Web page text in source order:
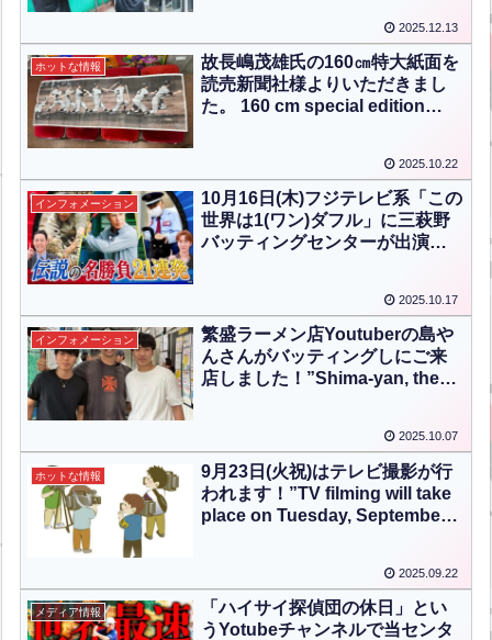
ultra-ultra fastest speed of 250
km/h has been uploaded to
Yusaku Sports’ YouTube
Shorts!!”【ENG CHT KOR
2025.12.13
ホットな情報
故長嶋茂雄氏の160㎝特大紙面を
読売新聞社様よりいただきまし
た。 160 cm special edition
Shigeo Nagashima.【ENG CHT
KOR JPN】
2025.10.22
インフォメーション
10月16日(木)フジテレビ系「この
世界は1(ワン)ダフル」に三萩野
バッティングセンターが出演し
appeared on the Fuji TV
program “Kono Sekai wa
Wonderful.”【ENG CHT KOR
JPN】
2025.10.17
インフォメーション
繁盛ラーメン店Youtuberの島や
んさんがバッティングしにご来
店しました！”Shima-yan, the
center!”【ENG CHT KOR
JPN】
2025.10.07
ホットな情報
9月23日(火祝)はテレビ撮影が行
われます！”TV filming will take
place on Tuesday, September
2025.09.22
メディア情報
「ハイサイ探偵団の休日」とい
うYotubeチャンネルで当センタ